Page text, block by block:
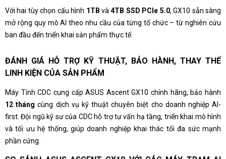
Với hai tùy chọn cấu hình 1TB và4TB SSD PCIe 5.0, GX10 sẵn sàng
mở rộng quy mô AI theo nhu cầu của từng tổ chức – từ nghiên cứu
ban đầu đến triển khai sản phẩm thực tế.
ĐÁNH GIÁ HỖ TRỢ KỸ THUẬT, BẢO HÀNH, THAY THẾ
LINH KIỆN CỦA SẢN PHẨM
Máy Tính CDC cung cấp ASUS Ascent GX10 chính hãng, bảo hành
12 tháng cùng dịch vụ kỹ thuật chuyên biệt cho doanh nghiệp AI-
first. Đội ngũ kỹ sư của CDC hỗ trợ tư vấn hạ tầng, triển khai mô hình
và tối ưu hệ thống, giúp doanh nghiệp khai thác tối đa sức mạnh
phần cứng.